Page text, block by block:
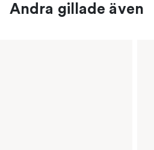
Andra gillade även